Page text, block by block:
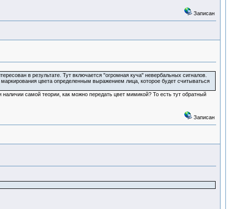
Записан
в результате. Тут включается "огромная куча" невербальных сигналов.
цвета определенным выражением лица, которое будет считываться
самой теории, как можно передать цвет мимикой? То есть тут обратный
Записан